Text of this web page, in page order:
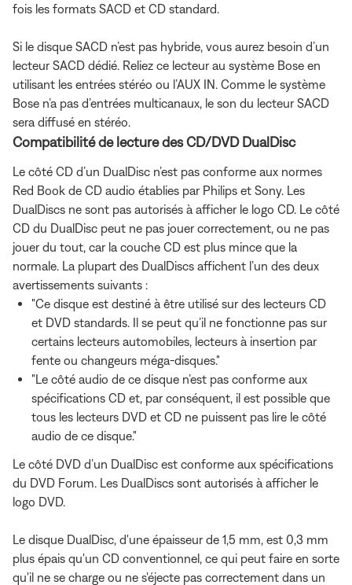
fois les formats SACD et CD standard.
Si le disque SACD n’est pas hybride, vous aurez besoin d’un
lecteur SACD dédié. Reliez ce lecteur au système Bose en
utilisant les entrées stéréo ou l’AUX IN. Comme le système
Bose n’a pas d’entrées multicanaux, le son du lecteur SACD
sera diffusé en stéréo.
Compatibilité de lecture des CD/DVD DualDisc
Le côté CD d’un DualDisc n’est pas conforme aux normes
Red Book de CD audio établies par Philips et Sony. Les
DualDiscs ne sont pas autorisés à afficher le logo CD. Le côté
CD du DualDisc peut ne pas jouer correctement, ou ne pas
jouer du tout, car la couche CD est plus mince que la
normale. La plupart des DualDiscs affichent l’un des deux
avertissements suivants :
"Ce disque est destiné à être utilisé sur des lecteurs CD
et DVD standards. Il se peut qu’il ne fonctionne pas sur
certains lecteurs automobiles, lecteurs à insertion par
fente ou changeurs méga-disques."
"Le côté audio de ce disque n’est pas conforme aux
spécifications CD et, par conséquent, il est possible que
tous les lecteurs DVD et CD ne puissent pas lire le côté
audio de ce disque."
Le côté DVD d’un DualDisc est conforme aux spécifications
du DVD Forum. Les DualDiscs sont autorisés à afficher le
logo DVD.
Le disque DualDisc, d'une épaisseur de 1,5 mm, est 0,3 mm
plus épais qu'un CD conventionnel, ce qui peut faire en sorte
qu'il ne se charge ou ne s'éjecte pas correctement dans un